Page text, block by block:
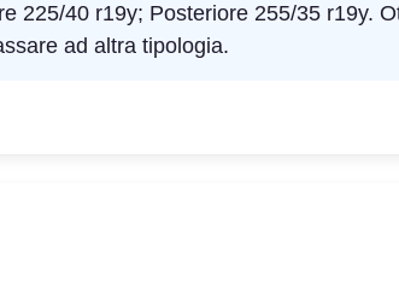
225/40 r19y; Posteriore 255/35 r19y.
ad altra tipologia.